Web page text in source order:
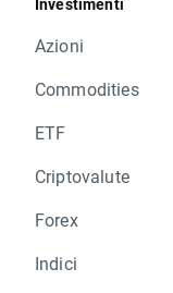
Azioni
Commodities
ETF
Criptovalute
Forex
Indici